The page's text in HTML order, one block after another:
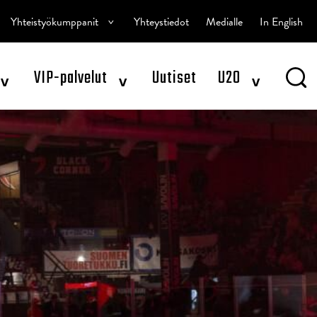
^ VIP-palvelut ^ Uutiset U20 ^
Yhteistyökumppanit ^ Yhteystiedot Medialle In English